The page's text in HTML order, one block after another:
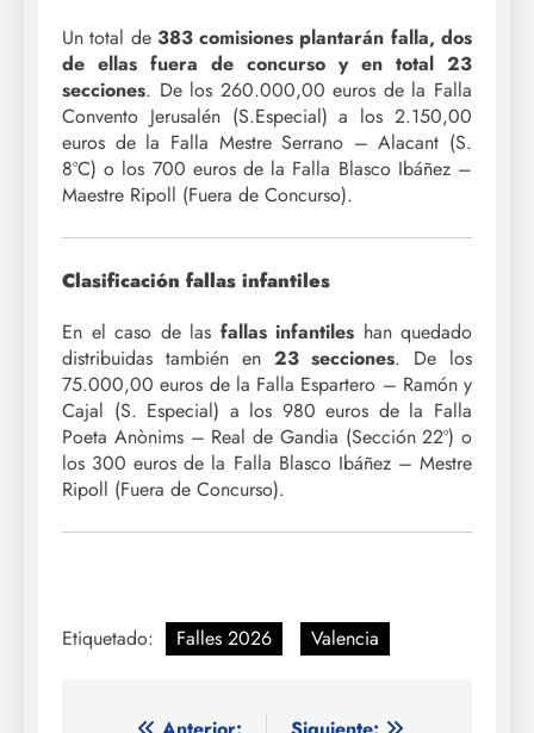
Un total de 383 comisiones plantarán falla, dos
de ellas fuera de concurso y en total 23
secciones. De los 260.000,00 euros de la Falla
Convento Jerusalén (S.Especial) a los 2.150,00
euros de la Falla Mestre Serrano – Alacant (S.
8ºC) o los 700 euros de la Falla Blasco Ibáñez –
Maestre Ripoll (Fuera de Concurso).
Clasificación fallas infantiles
En el caso de las fallas infantiles han quedado
distribuidas también en 23 secciones. De los
75.000,00 euros de la Falla Espartero – Ramón y
Cajal (S. Especial) a los 980 euros de la Falla
Poeta Anònims – Real de Gandia (Sección 22º) o
los 300 euros de la Falla Blasco Ibáñez – Mestre
Ripoll (Fuera de Concurso).
Etiquetado: Falles 2026 Valencia